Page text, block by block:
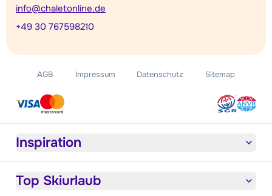
info@chaletonline.de
+49 30 767598210
AGB Impressum Datenschutz Sitemap
Inspiration
Top Skiurlaub